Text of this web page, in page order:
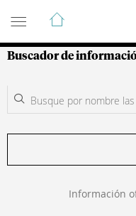
Guía de
Buscador de
Información